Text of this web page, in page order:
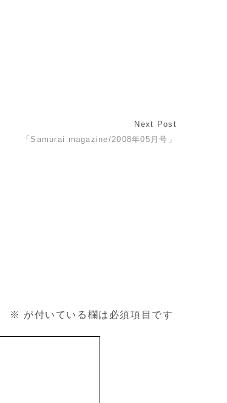
Next Post
「Samurai magazine/2008年05月号」
※ が付いている欄は必須項目です